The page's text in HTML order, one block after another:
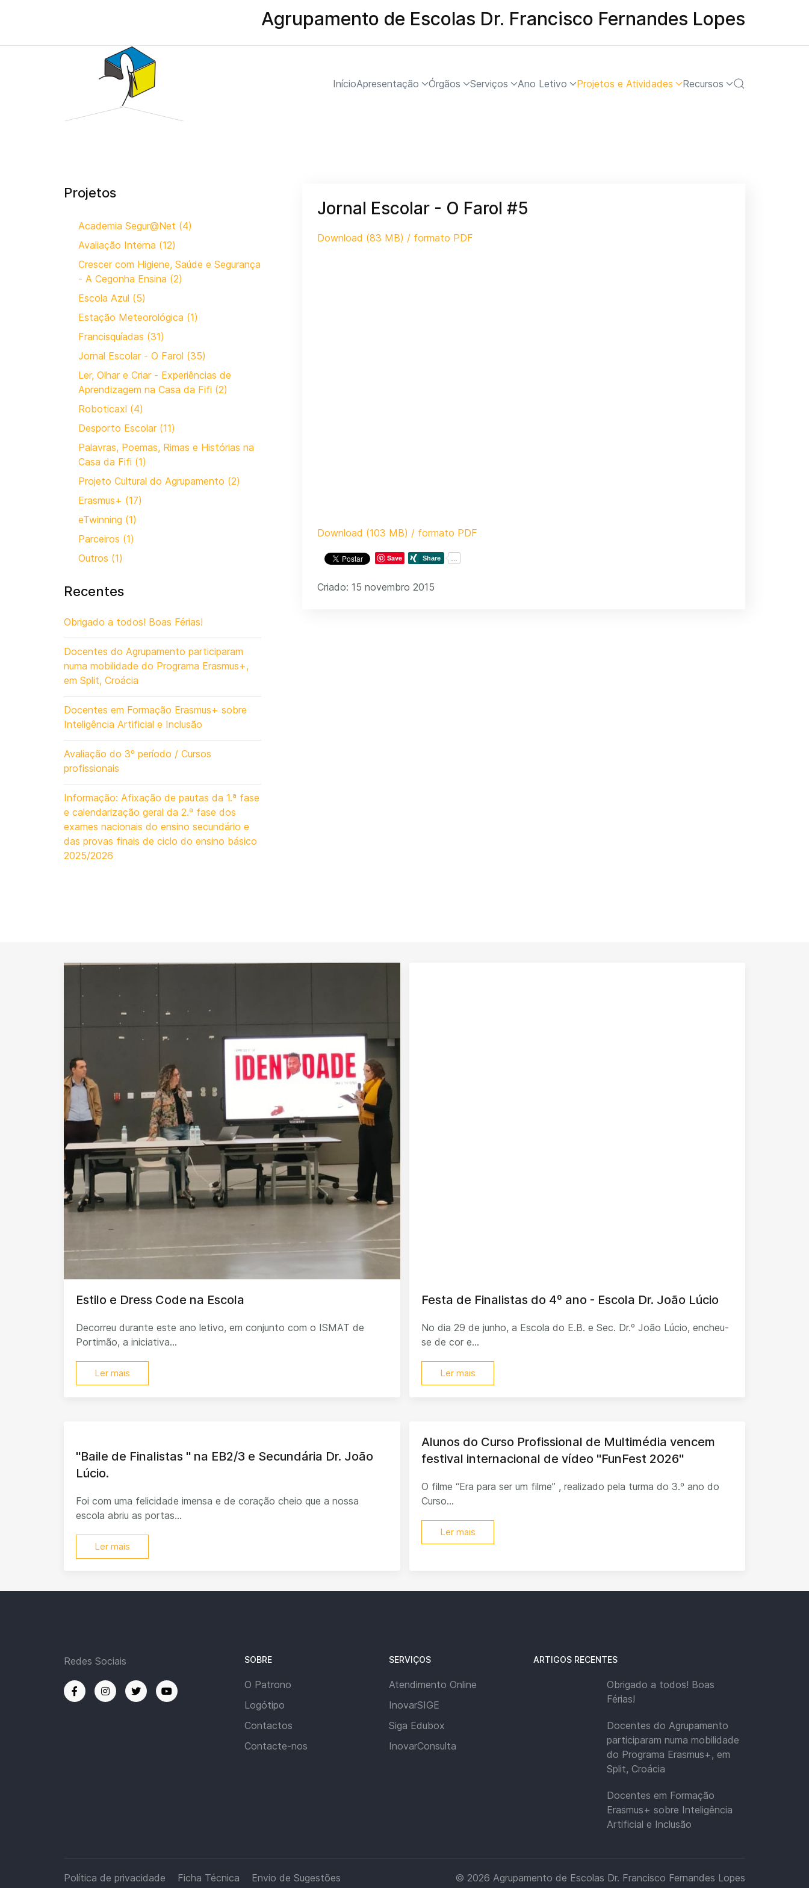
Agrupamento de Escolas Dr. Francisco Fernandes Lopes
InícioApresentação Órgãos Serviços Ano Letivo Projetos e Atividades Recursos
Projetos
Academia Segur@Net (4)
Avaliação Interna (12)
Crescer com Higiene, Saúde e Segurança
- A Cegonha Ensina (2)
Escola Azul (5)
Estação Meteorológica (1)
Francisquíadas (31)
Jornal Escolar - O Farol (35)
Ler, Olhar e Criar - Experiências de
Aprendizagem na Casa da Fifi (2)
Roboticaxl (4)
Desporto Escolar (11)
Palavras, Poemas, Rimas e Histórias na
Casa da Fifi (1)
Projeto Cultural do Agrupamento (2)
Erasmus+ (17)
eTwinning (1)
Parceiros (1)
Outros (1)
Recentes
Obrigado a todos! Boas Férias!
Docentes do Agrupamento participaram
numa mobilidade do Programa Erasmus+,
em Split, Croácia
Docentes em Formação Erasmus+ sobre
Inteligência Artificial e Inclusão
Avaliação do 3º período / Cursos
profissionais
Informação: Afixação de pautas da 1.ª fase
e calendarização geral da 2.ª fase dos
exames nacionais do ensino secundário e
das provas finais de ciclo do ensino básico
2025/2026
Jornal Escolar - O Farol #5
Download (83 MB) / formato PDF
Download (103 MB) / formato PDF
Save
Criado: 15 novembro 2015
Estilo e Dress Code na Escola
Decorreu durante este ano letivo, em conjunto com o ISMAT de
Portimão, a iniciativa...
Ler mais
Festa de Finalistas do 4º ano - Escola Dr. João Lúcio
No dia 29 de junho, a Escola do E.B. e Sec. Dr.º João Lúcio, encheu-
se de cor e...
Ler mais
"Baile de Finalistas " na EB2/3 e Secundária Dr. João
Lúcio.
Foi com uma felicidade imensa e de coração cheio que a nossa
escola abriu as portas...
Ler mais
Alunos do Curso Profissional de Multimédia vencem
festival internacional de vídeo "FunFest 2026"
O filme “Era para ser um filme” , realizado pela turma do 3.º ano do
Curso...
Ler mais
Redes Sociais SOBRE
O Patrono
Logótipo
Contactos
Contacte-nos
SERVIÇOS
Atendimento Online
InovarSIGE
Siga Edubox
InovarConsulta
ARTIGOS RECENTES
Obrigado a todos! Boas
Férias!
Docentes do Agrupamento
participaram numa mobilidade
do Programa Erasmus+, em
Split, Croácia
Docentes em Formação
Erasmus+ sobre Inteligência
Artificial e Inclusão
Política de privacidade Ficha Técnica Envio de Sugestões © 2026 Agrupamento de Escolas Dr. Francisco Fernandes Lopes